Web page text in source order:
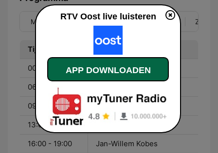
Ma Di Wo Do Vr Za Zo
Tijd
00:00 - 06:00 Nachtsessie
06:00 - 09:00
09:00 - 13:00 Bert van Losser
13:00 - 16:00
16:00 - 19:00 Jan-Willem Kobes
RTV Oost live luisteren
APP DOWNLOADEN